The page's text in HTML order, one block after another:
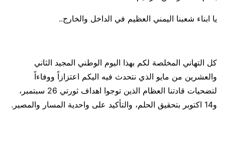
يا ابناء شعبنا اليمني العظيم في الداخل والخارج..
كل التهاني المخلصة لكم بهذا اليوم الوطني المجيد الثاني
والعشرين من مايو الذي نتحدث فيه اليكم اعتزازاً ووفاءاً
لتضحيات قادتنا العظام الذين توجوا اهداف ثورتي 26 سبتمبر،
و14 اكتوبر بتحقيق الحلم، والتأكيد على واحدية المسار والمصير.